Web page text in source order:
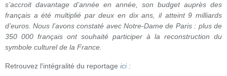
s’accroit davantage d’année en année, son budget auprès des
français a été multiplié par deux en dix ans, il atteint 9 milliards
d’euros. Nous l’avons constaté avec Notre-Dame de Paris : plus de
350 000 français ont souhaité participer à la reconstruction du
symbole culturel de la France.
Retrouvez l'intégralité du reportage ici :